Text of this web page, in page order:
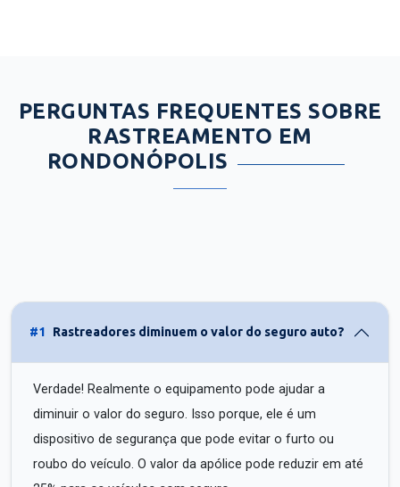
PERGUNTAS FREQUENTES SOBRE
RASTREAMENTO EM
RONDONÓPOLIS
#1 Rastreadores diminuem o valor do seguro auto?
Verdade! Realmente o equipamento pode ajudar a
diminuir o valor do seguro. Isso porque, ele é um
dispositivo de segurança que pode evitar o furto ou
roubo do veículo. O valor da apólice pode reduzir em até